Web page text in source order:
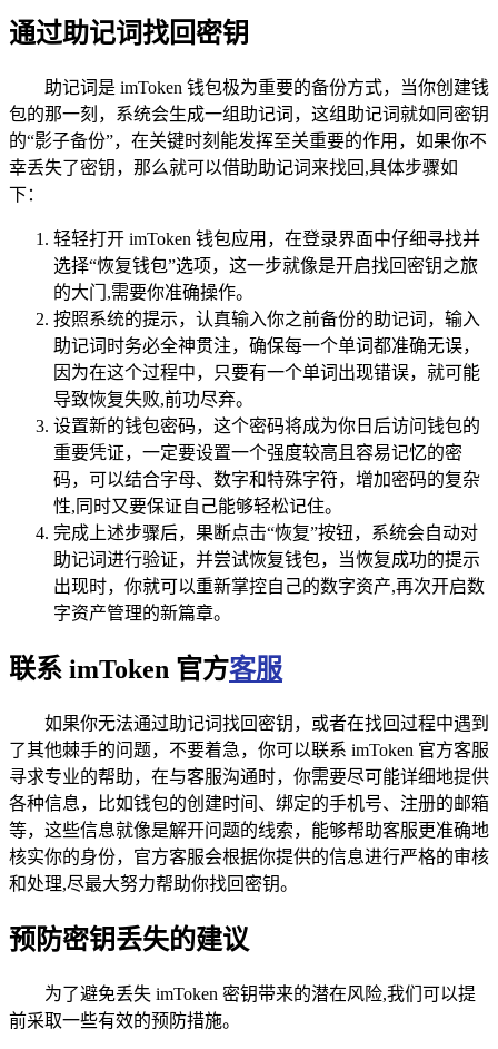
通过助记词找回密钥
助记词是 imToken 钱包极为重要的备份方式，当你创建钱
包的那一刻，系统会生成一组助记词，这组助记词就如同密钥
的“影子备份”，在关键时刻能发挥至关重要的作用，如果你不
幸丢失了密钥，那么就可以借助助记词来找回,具体步骤如
下：
轻轻打开 imToken 钱包应用，在登录界面中仔细寻找并
选择“恢复钱包”选项，这一步就像是开启找回密钥之旅
的大门,需要你准确操作。
按照系统的提示，认真输入你之前备份的助记词，输入
助记词时务必全神贯注，确保每一个单词都准确无误，
因为在这个过程中，只要有一个单词出现错误，就可能
导致恢复失败,前功尽弃。
设置新的钱包密码，这个密码将成为你日后访问钱包的
重要凭证，一定要设置一个强度较高且容易记忆的密
码，可以结合字母、数字和特殊字符，增加密码的复杂
性,同时又要保证自己能够轻松记住。
完成上述步骤后，果断点击“恢复”按钮，系统会自动对
助记词进行验证，并尝试恢复钱包，当恢复成功的提示
出现时，你就可以重新掌控自己的数字资产,再次开启数
字资产管理的新篇章。
联系 imToken 官方客服
如果你无法通过助记词找回密钥，或者在找回过程中遇到
了其他棘手的问题，不要着急，你可以联系 imToken 官方客服
寻求专业的帮助，在与客服沟通时，你需要尽可能详细地提供
各种信息，比如钱包的创建时间、绑定的手机号、注册的邮箱
等，这些信息就像是解开问题的线索，能够帮助客服更准确地
核实你的身份，官方客服会根据你提供的信息进行严格的审核
和处理,尽最大努力帮助你找回密钥。
预防密钥丢失的建议
为了避免丢失 imToken 密钥带来的潜在风险,我们可以提
前采取一些有效的预防措施。